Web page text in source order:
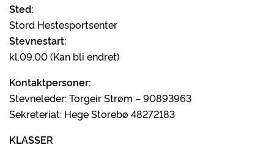
Sted:
Stord Hestesportsenter
Stevnestart:
kl.09.00 (Kan bli endret)
Kontaktpersoner:
Stevneleder: Torgeir Strøm – 90893963
Sekreteriat: Hege Storebø 48272183
KLASSER